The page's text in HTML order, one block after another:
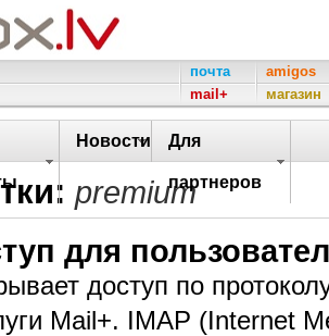
почта
mail+
amigos
магазин
Новости Для
партнеров
premium
для
доступ по
Mail+. IMAP (Internet